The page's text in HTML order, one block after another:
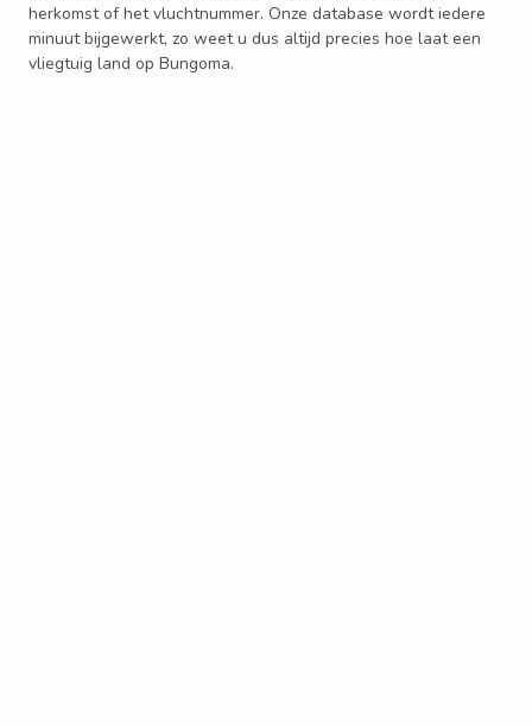
herkomst of het vluchtnummer. Onze database wordt iedere
minuut bijgewerkt, zo weet u dus altijd precies hoe laat een
vliegtuig land op Bungoma.